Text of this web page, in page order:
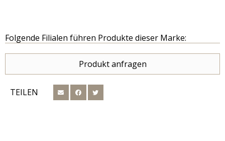
Folgende Filialen führen Produkte dieser Marke:
Produkt anfragen
TEILEN